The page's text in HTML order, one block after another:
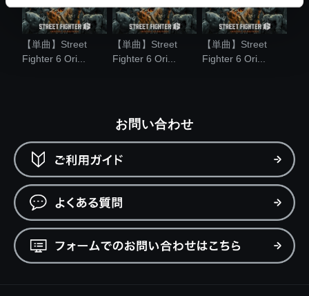
【単曲】Street
Fighter 6 Ori...
【単曲】Street
Fighter 6 Ori...
【単曲】Street
Fighter 6 Ori...
お問い合わせ